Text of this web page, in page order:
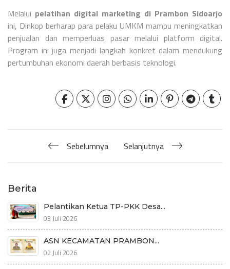
Melalui pelatihan digital marketing di Prambon Sidoarjo
ini, Dinkop berharap para pelaku UMKM mampu meningkatkan
penjualan dan memperluas pasar melalui platform digital.
Program ini juga menjadi langkah konkret dalam mendukung
pertumbuhan ekonomi daerah berbasis teknologi.
Sebelumnya Selanjutnya
Berita
Pelantikan Ketua TP-PKK Desa...
03 Juli 2026
ASN KECAMATAN PRAMBON...
02 Juli 2026